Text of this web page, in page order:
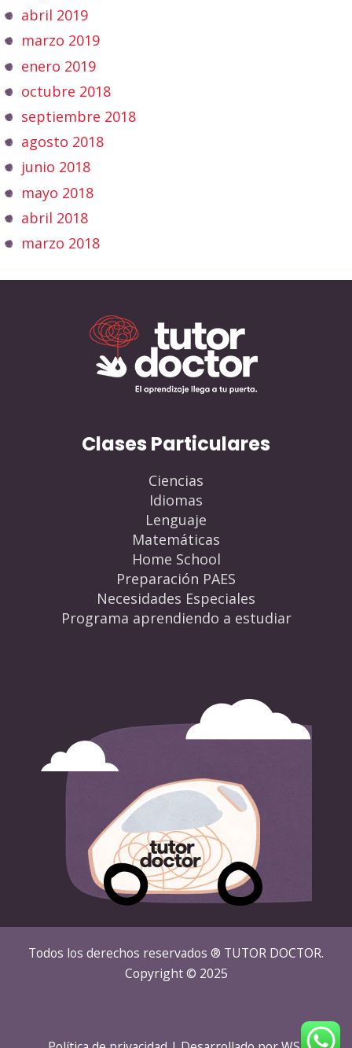
abril 2019
marzo 2019
enero 2019
octubre 2018
septiembre 2018
agosto 2018
junio 2018
mayo 2018
abril 2018
marzo 2018
Clases Particulares
Ciencias
Idiomas
Lenguaje
Matemáticas
Home School
Preparación PAES
Necesidades Especiales
Programa aprendiendo a estudiar
Todos los derechos reservados ® TUTOR DOCTOR.
Copyright © 2025